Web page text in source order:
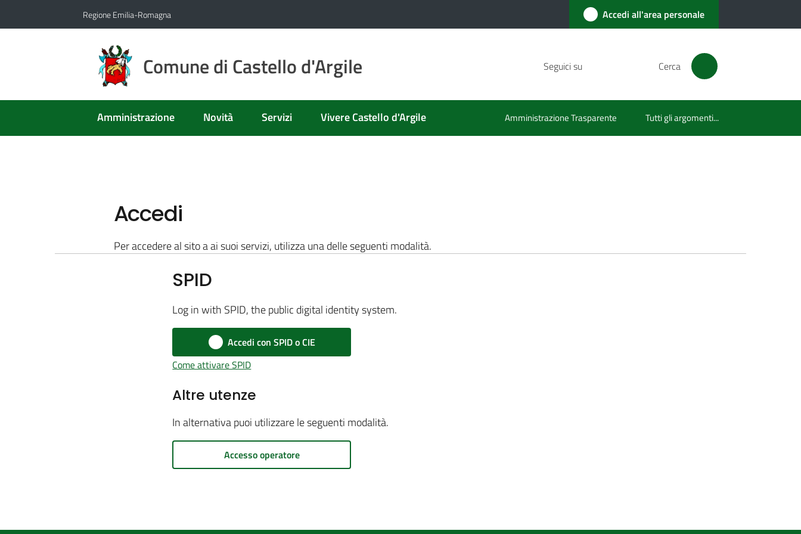
Regione Emilia-Romagna Accedi all'area personale
Comune di Castello d'Argile Seguici su Cerca
Amministrazione Novità Servizi Vivere Castello d'Argile Amministrazione Trasparente Tutti gli argomenti...
Accedi
Per accedere al sito a ai suoi servizi, utilizza una delle seguenti modalità.
SPID
Log in with SPID, the public digital identity system.
Accedi con SPID o CIE
Come attivare SPID
Altre utenze
In alternativa puoi utilizzare le seguenti modalità.
Accesso operatore